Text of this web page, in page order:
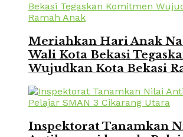
Meriahkan Hari Anak
Wali Kota Bekasi
Wujudkan Kota Bekasi
Inspektorat Tanamkan